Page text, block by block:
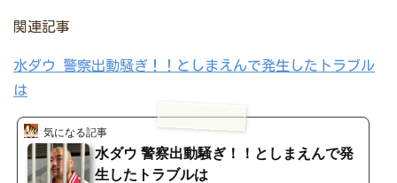
関連記事
水ダウ 警察出動騒ぎ！！としまえんで発生したトラブル
は
気になる記事
水ダウ 警察出動騒ぎ！！としまえんで発
生したトラブルは